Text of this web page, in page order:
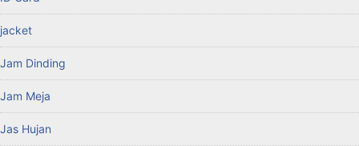
jacket
Jam Dinding
Jam Meja
Jas Hujan